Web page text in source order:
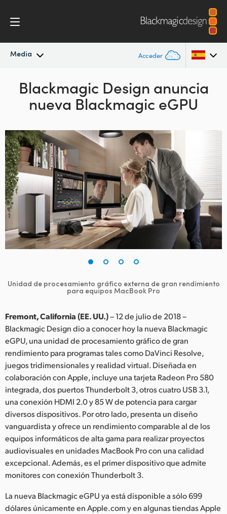
Media Acceder
Novedades
Archivo
Imágenes
Argentina
Australia
Brazil
Canada
China
Denmark
Finland
Germany
India
Italy
Japan
Korea
Mexico
Malaysia
Netherlands
New Zealand
Norway
Blackmagic Design anuncia
nueva Blackmagic eGPU
Unidad de procesamiento gráfico externa de gran rendimiento
para equipos MacBook Pro
Fremont, California (EE. UU.)– 12 de julio de 2018 –
Blackmagic Design dio a conocer hoy la nueva Blackmagic
eGPU, una unidad de procesamiento gráfico de gran
rendimiento para programas tales como DaVinci Resolve,
juegos tridimensionales y realidad virtual. Diseñada en
colaboración con Apple, incluye una tarjeta Radeon Pro 580
integrada, dos puertos Thunderbolt 3, otros cuatro USB 3.1,
una conexión HDMI 2.0 y 85 W de potencia para cargar
diversos dispositivos. Por otro lado, presenta un diseño
vanguardista y ofrece un rendimiento comparable al de los
equipos informáticos de alta gama para realizar proyectos
audiovisuales en unidades MacBook Pro con una calidad
excepcional. Además, es el primer dispositivo que admite
monitores con conexión Thunderbolt 3.
La nueva Blackmagic eGPU ya está disponible a sólo 699
dólares únicamente en Apple.com y en algunas tiendas Apple